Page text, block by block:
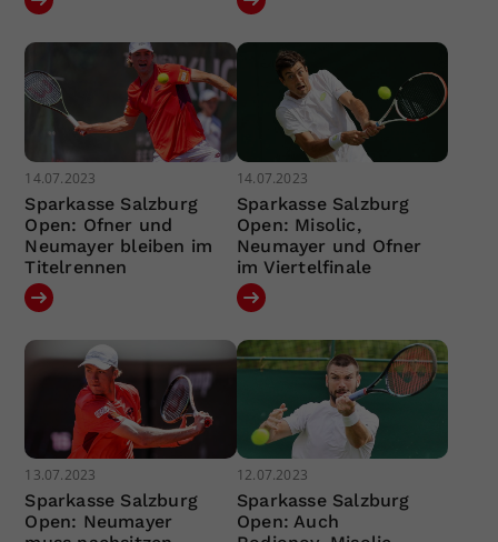
14.07.2023
Sparkasse Salzburg
Open: Ofner und
Neumayer bleiben im
Titelrennen
14.07.2023
Sparkasse Salzburg
Open: Misolic,
Neumayer und Ofner
im Viertelfinale
13.07.2023
Sparkasse Salzburg
Open: Neumayer
12.07.2023
Sparkasse Salzburg
Open: Auch